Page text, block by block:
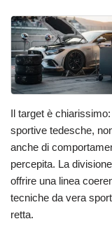
Il target è
sportive tedesche,
anche di
percepita. La
offrire una linea
tecniche da vera
retta.